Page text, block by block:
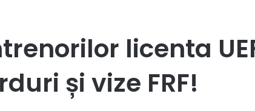
licenta
și vize FRF!